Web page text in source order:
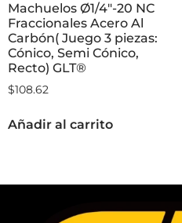
Machuelos Ø1/4″-20 NC
Fraccionales Acero Al
Carbón( Juego 3 piezas:
Cónico, Semi Cónico,
Recto) GLT®
$108.62
Añadir al carrito